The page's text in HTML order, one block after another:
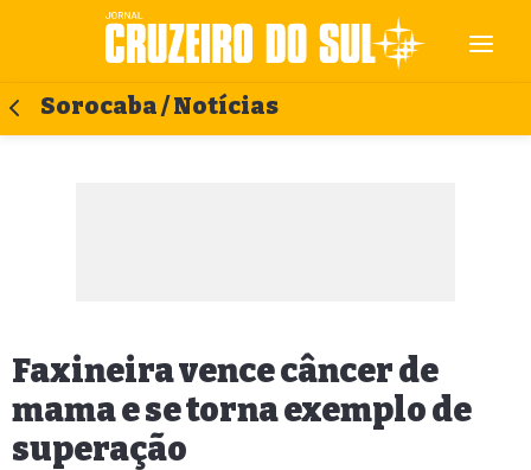
Sorocaba / Notícias
Faxineira vence câncer de
mama e se torna exemplo de
superação